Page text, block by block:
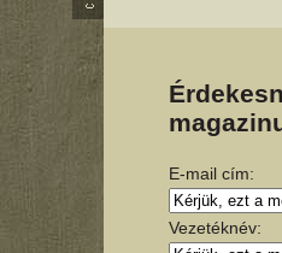
E-mail cím:
Vezetéknév: